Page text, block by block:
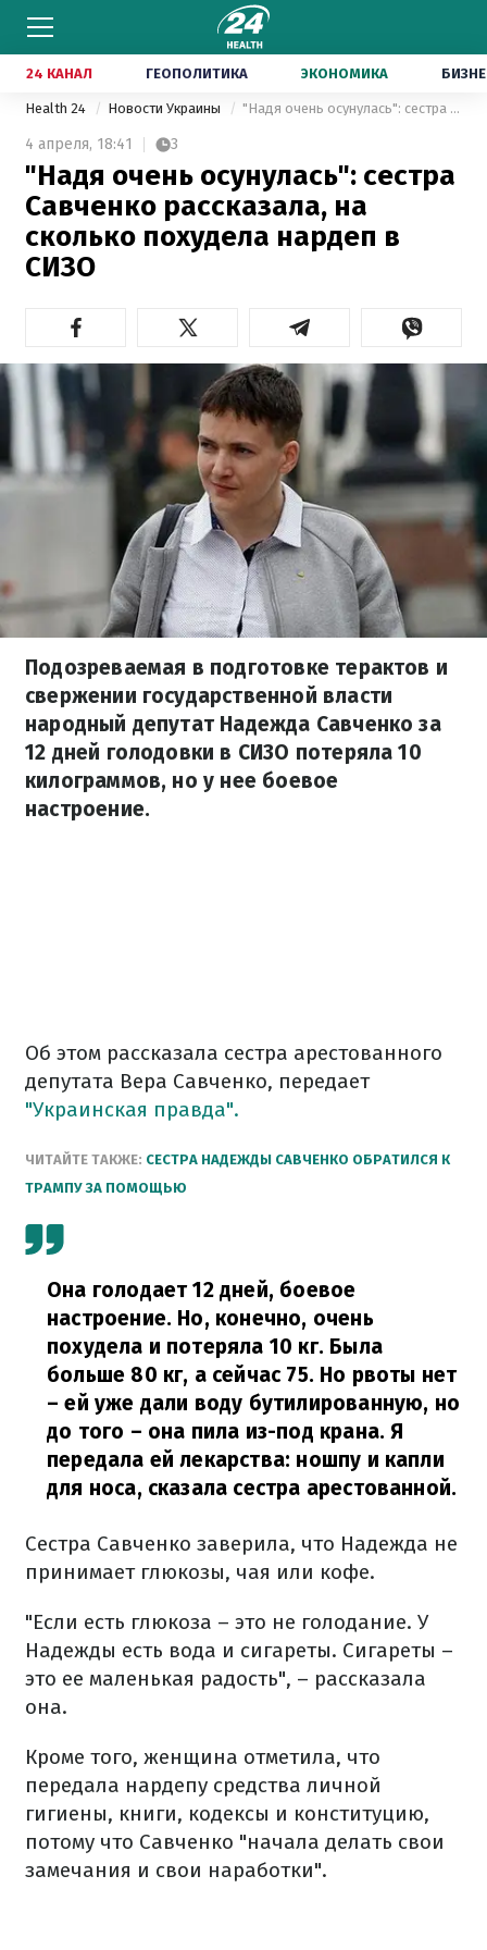
24 КАНАЛ ГЕОПОЛИТИКА ЭКОНОМИКА
Health 24 Новости Украины "Надя очень осунулась": сестра Савченко рассказала, на сколько похудела нардеп в СИЗО
4 апреля, 18:41 3
"Надя очень осунулась": сестра
Савченко рассказала, на
сколько похудела нардеп в
СИЗО
Подозреваемая в подготовке терактов и
свержении государственной власти
народный депутат Надежда Савченко за
12 дней голодовки в СИЗО потеряла 10
килограммов, но у нее боевое
настроение.
Об этом рассказала сестра арестованного
депутата Вера Савченко, передает
"Украинская правда".
ЧИТАЙТЕ ТАКЖЕ: СЕСТРА НАДЕЖДЫ САВЧЕНКО ОБРАТИЛСЯ К
ТРАМПУ ЗА ПОМОЩЬЮ
Она голодает 12 дней, боевое
настроение. Но, конечно, очень
похудела и потеряла 10 кг. Была
больше 80 кг, а сейчас 75. Но рвоты нет
– ей уже дали воду бутилированную, но
до того – она пила из-под крана. Я
передала ей лекарства: ношпу и капли
для носа, сказала сестра арестованной.
Сестра Савченко заверила, что Надежда не
принимает глюкозы, чая или кофе.
"Если есть глюкоза – это не голодание. У
Надежды есть вода и сигареты. Сигареты –
это ее маленькая радость", – рассказала
она.
Кроме того, женщина отметила, что
передала нардепу средства личной
гигиены, книги, кодексы и конституцию,
потому что Савченко "начала делать свои
замечания и свои наработки".